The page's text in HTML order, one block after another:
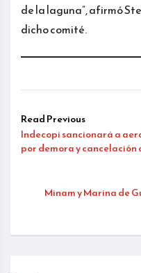
de la laguna”, afirmó
dicho comité.
Read Previous
Indecopi sancionará a
por demora y cancelación
Minam y Marina de